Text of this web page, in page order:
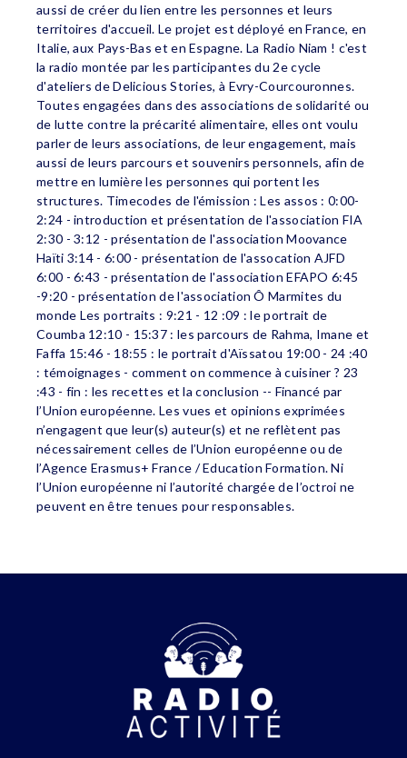
aussi de créer du lien entre les personnes et leurs
territoires d'accueil. Le projet est déployé en France, en
Italie, aux Pays-Bas et en Espagne. La Radio Niam ! c'est
la radio montée par les participantes du 2e cycle
d'ateliers de Delicious Stories, à Evry-Courcouronnes.
Toutes engagées dans des associations de solidarité ou
de lutte contre la précarité alimentaire, elles ont voulu
parler de leurs associations, de leur engagement, mais
aussi de leurs parcours et souvenirs personnels, afin de
mettre en lumière les personnes qui portent les
structures. Timecodes de l'émission : Les assos : 0:00-
2:24 - introduction et présentation de l'association FIA
2:30 - 3:12 - présentation de l'association Moovance
Haïti 3:14 - 6:00 - présentation de l'assocation AJFD
6:00 - 6:43 - présentation de l'association EFAPO 6:45
-9:20 - présentation de l'association Ô Marmites du
monde Les portraits : 9:21 - 12 :09 : le portrait de
Coumba 12:10 - 15:37 : les parcours de Rahma, Imane et
Faffa 15:46 - 18:55 : le portrait d'Aïssatou 19:00 - 24 :40
: témoignages - comment on commence à cuisiner ? 23
:43 - fin : les recettes et la conclusion -- Financé par
l’Union européenne. Les vues et opinions exprimées
n’engagent que leur(s) auteur(s) et ne reflètent pas
nécessairement celles de l’Union européenne ou de
l’Agence Erasmus+ France / Education Formation. Ni
l’Union européenne ni l’autorité chargée de l’octroi ne
peuvent en être tenues pour responsables.